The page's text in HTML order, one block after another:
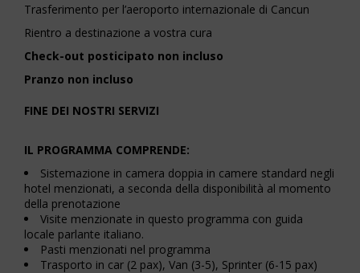
Trasferimento per l’aeroporto internazionale di Cancun
Rientro a destinazione a vostra cura
Check-out posticipato non incluso
Pranzo non incluso
FINE DEI NOSTRI SERVIZI
IL PROGRAMMA COMPRENDE:
Sistemazione in camera doppia in camere standard negli
hotel menzionati, a seconda della disponibilità al momento
della prenotazione
Visite menzionate in questo programma con guida
locale parlante italiano.
Pasti menzionati nel programma
Trasporto in car (2 pax), Van (3-5), Sprinter (6-15 pax)